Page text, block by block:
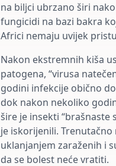
na biljci ubrzano širi
fungicidi na bazi bakra
Africi nemaju uvijek
Nakon ekstremnih kiša
patogena, “virusa
godini infekcije obično
dok nakon nekoliko
šire je insekti “brašnaste
je iskorijenili.
uklanjanjem zaraženih i
da se bolest neće vratiti.